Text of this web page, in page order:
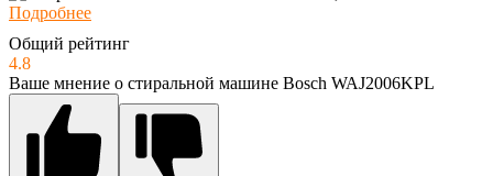
Подробнее
Общий рейтинг
4.8
Ваше мнение о стиральной машине Bosch WAJ2006KPL